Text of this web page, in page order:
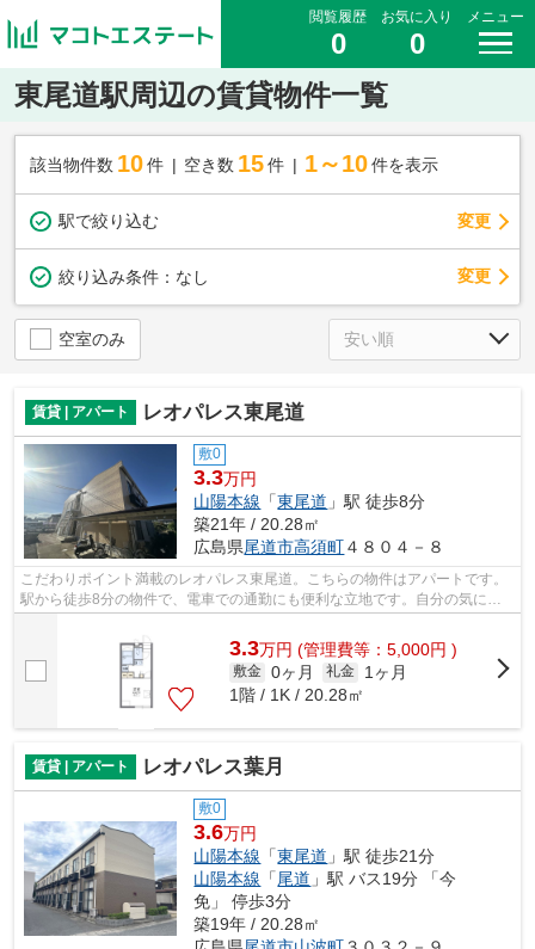
閲覧履歴
0
お気に入り
0
メニュー
東尾道駅周辺の賃貸物件一覧
該当物件数 10件 空き数 15 件 1～10 件を表示
駅で絞り込む 変更
絞り込み条件： なし 変更
空室のみ
賃貸 | アパート レオパレス東尾道
敷0
3.3万円
山陽本線 「東尾道 」駅 徒歩8分
築21年 / 20.28㎡
広島県尾道市高須町４８０４－８
こだわりポイント満載のレオパレス東尾道。こちらの物件はアパートです。
駅から徒歩8分の物件で、電車での通勤にも便利な立地です。自分の気に入
3.3万円 (管理費等：5,000円 )
敷金 0ヶ月 礼金
1ヶ月
1階 / 1K / 20.28㎡
賃貸 | アパート レオパレス葉月
敷0
3.6万円
山陽本線 「東尾道 」駅 徒歩21分
山陽本線 「尾道 」駅 バス19分 「今
免」 停歩3分
築19年 / 20.28㎡